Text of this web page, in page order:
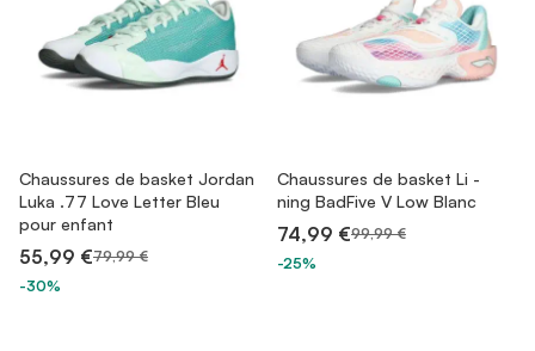
Chaussures de basket Jordan
Luka .77 Love Letter Bleu
pour enfant
55,99 €79,99 €
-30%
Chaussures de basket Li -
ning BadFive V Low Blanc
74,99 €99,99 €
-25%